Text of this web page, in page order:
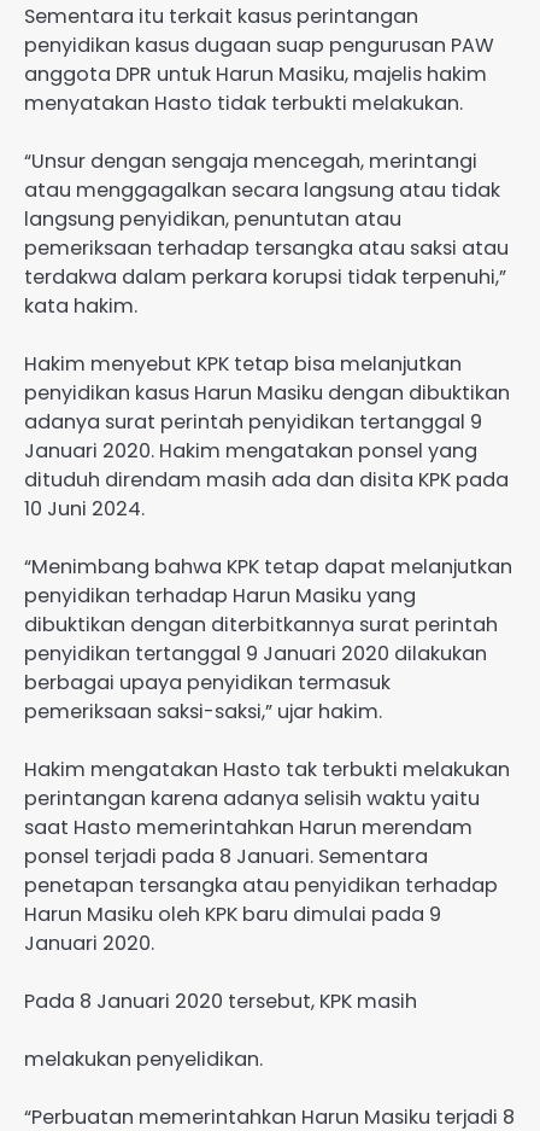
Sementara itu terkait kasus perintangan
penyidikan kasus dugaan suap pengurusan PAW
anggota DPR untuk Harun Masiku, majelis hakim
menyatakan Hasto tidak terbukti melakukan.
“Unsur dengan sengaja mencegah, merintangi
atau menggagalkan secara langsung atau tidak
langsung penyidikan, penuntutan atau
pemeriksaan terhadap tersangka atau saksi atau
terdakwa dalam perkara korupsi tidak terpenuhi,”
kata hakim.
Hakim menyebut KPK tetap bisa melanjutkan
penyidikan kasus Harun Masiku dengan dibuktikan
adanya surat perintah penyidikan tertanggal 9
Januari 2020. Hakim mengatakan ponsel yang
dituduh direndam masih ada dan disita KPK pada
10 Juni 2024.
“Menimbang bahwa KPK tetap dapat melanjutkan
penyidikan terhadap Harun Masiku yang
dibuktikan dengan diterbitkannya surat perintah
penyidikan tertanggal 9 Januari 2020 dilakukan
berbagai upaya penyidikan termasuk
pemeriksaan saksi-saksi,” ujar hakim.
Hakim mengatakan Hasto tak terbukti melakukan
perintangan karena adanya selisih waktu yaitu
saat Hasto memerintahkan Harun merendam
ponsel terjadi pada 8 Januari. Sementara
penetapan tersangka atau penyidikan terhadap
Harun Masiku oleh KPK baru dimulai pada 9
Januari 2020.
Pada 8 Januari 2020 tersebut, KPK masih
melakukan penyelidikan.
“Perbuatan memerintahkan Harun Masiku terjadi 8